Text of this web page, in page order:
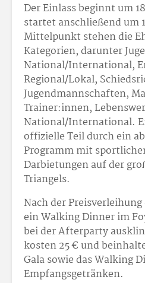
Der Einlass beginnt um
startet anschließend um
Mittelpunkt stehen die
Kategorien, darunter
National/International,
Regional/Lokal,
Jugendmannschaften,
Trainer:innen,
National/International.
offizielle Teil durch ein
Programm mit
Darbietungen auf der
Triangels.
Nach der
ein Walking Dinner im
bei der Afterparty
kosten 25 € und
Gala sowie das Walking
Empfangsgetränken.